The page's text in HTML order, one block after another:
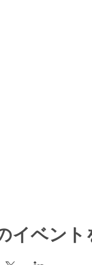
イベント